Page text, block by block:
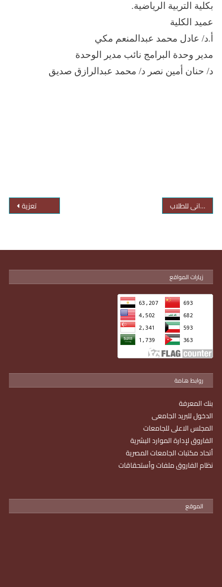
بكلية التربية الرياضية.
عميد الكلية
أ.د/ عادل محمد عبدالمنعم مكي
مدير وحدة البرامج نائب مدير الوحدة
د/ حنان أمين نصر د/ محمد عبدالرازق صديق
تعزية التدريب الميدانى للطلاب
زيارات المواقع
روابط هامة
بنك المعرفة
الدخول للبريد الجامعى
المجلس الاعلى للجامعات
الفاروق لإدارة الموارد البشرية
أتحاد مكتبات الجامعات المصرية
نظام الفاروق ملفات وأستحقاقات
الموقع